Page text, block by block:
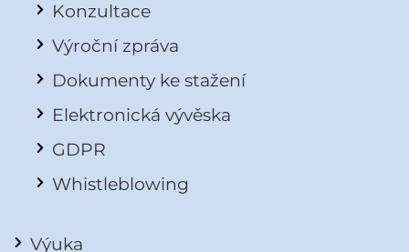
Konzultace
Výroční zpráva
Dokumenty ke stažení
Elektronická vývěska
GDPR
Whistleblowing
Výuka